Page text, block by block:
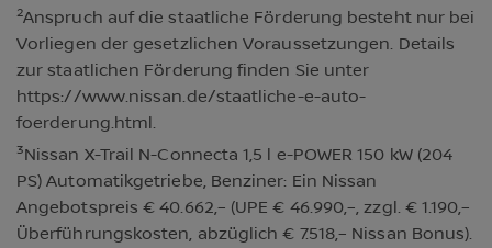
2Anspruch auf die staatliche Förderung besteht nur bei
Vorliegen der gesetzlichen Voraussetzungen. Details
zur staatlichen Förderung finden Sie unter
https://www.nissan.de/staatliche-e-auto-
foerderung.html.
3Nissan X-Trail N-Connecta 1,5 l e-POWER 150 kW (204
PS) Automatikgetriebe, Benziner: Ein Nissan
Angebotspreis € 40.662,– (UPE € 46.990,–, zzgl. € 1.190,–
Überführungskosten, abzüglich € 7.518,– Nissan Bonus).